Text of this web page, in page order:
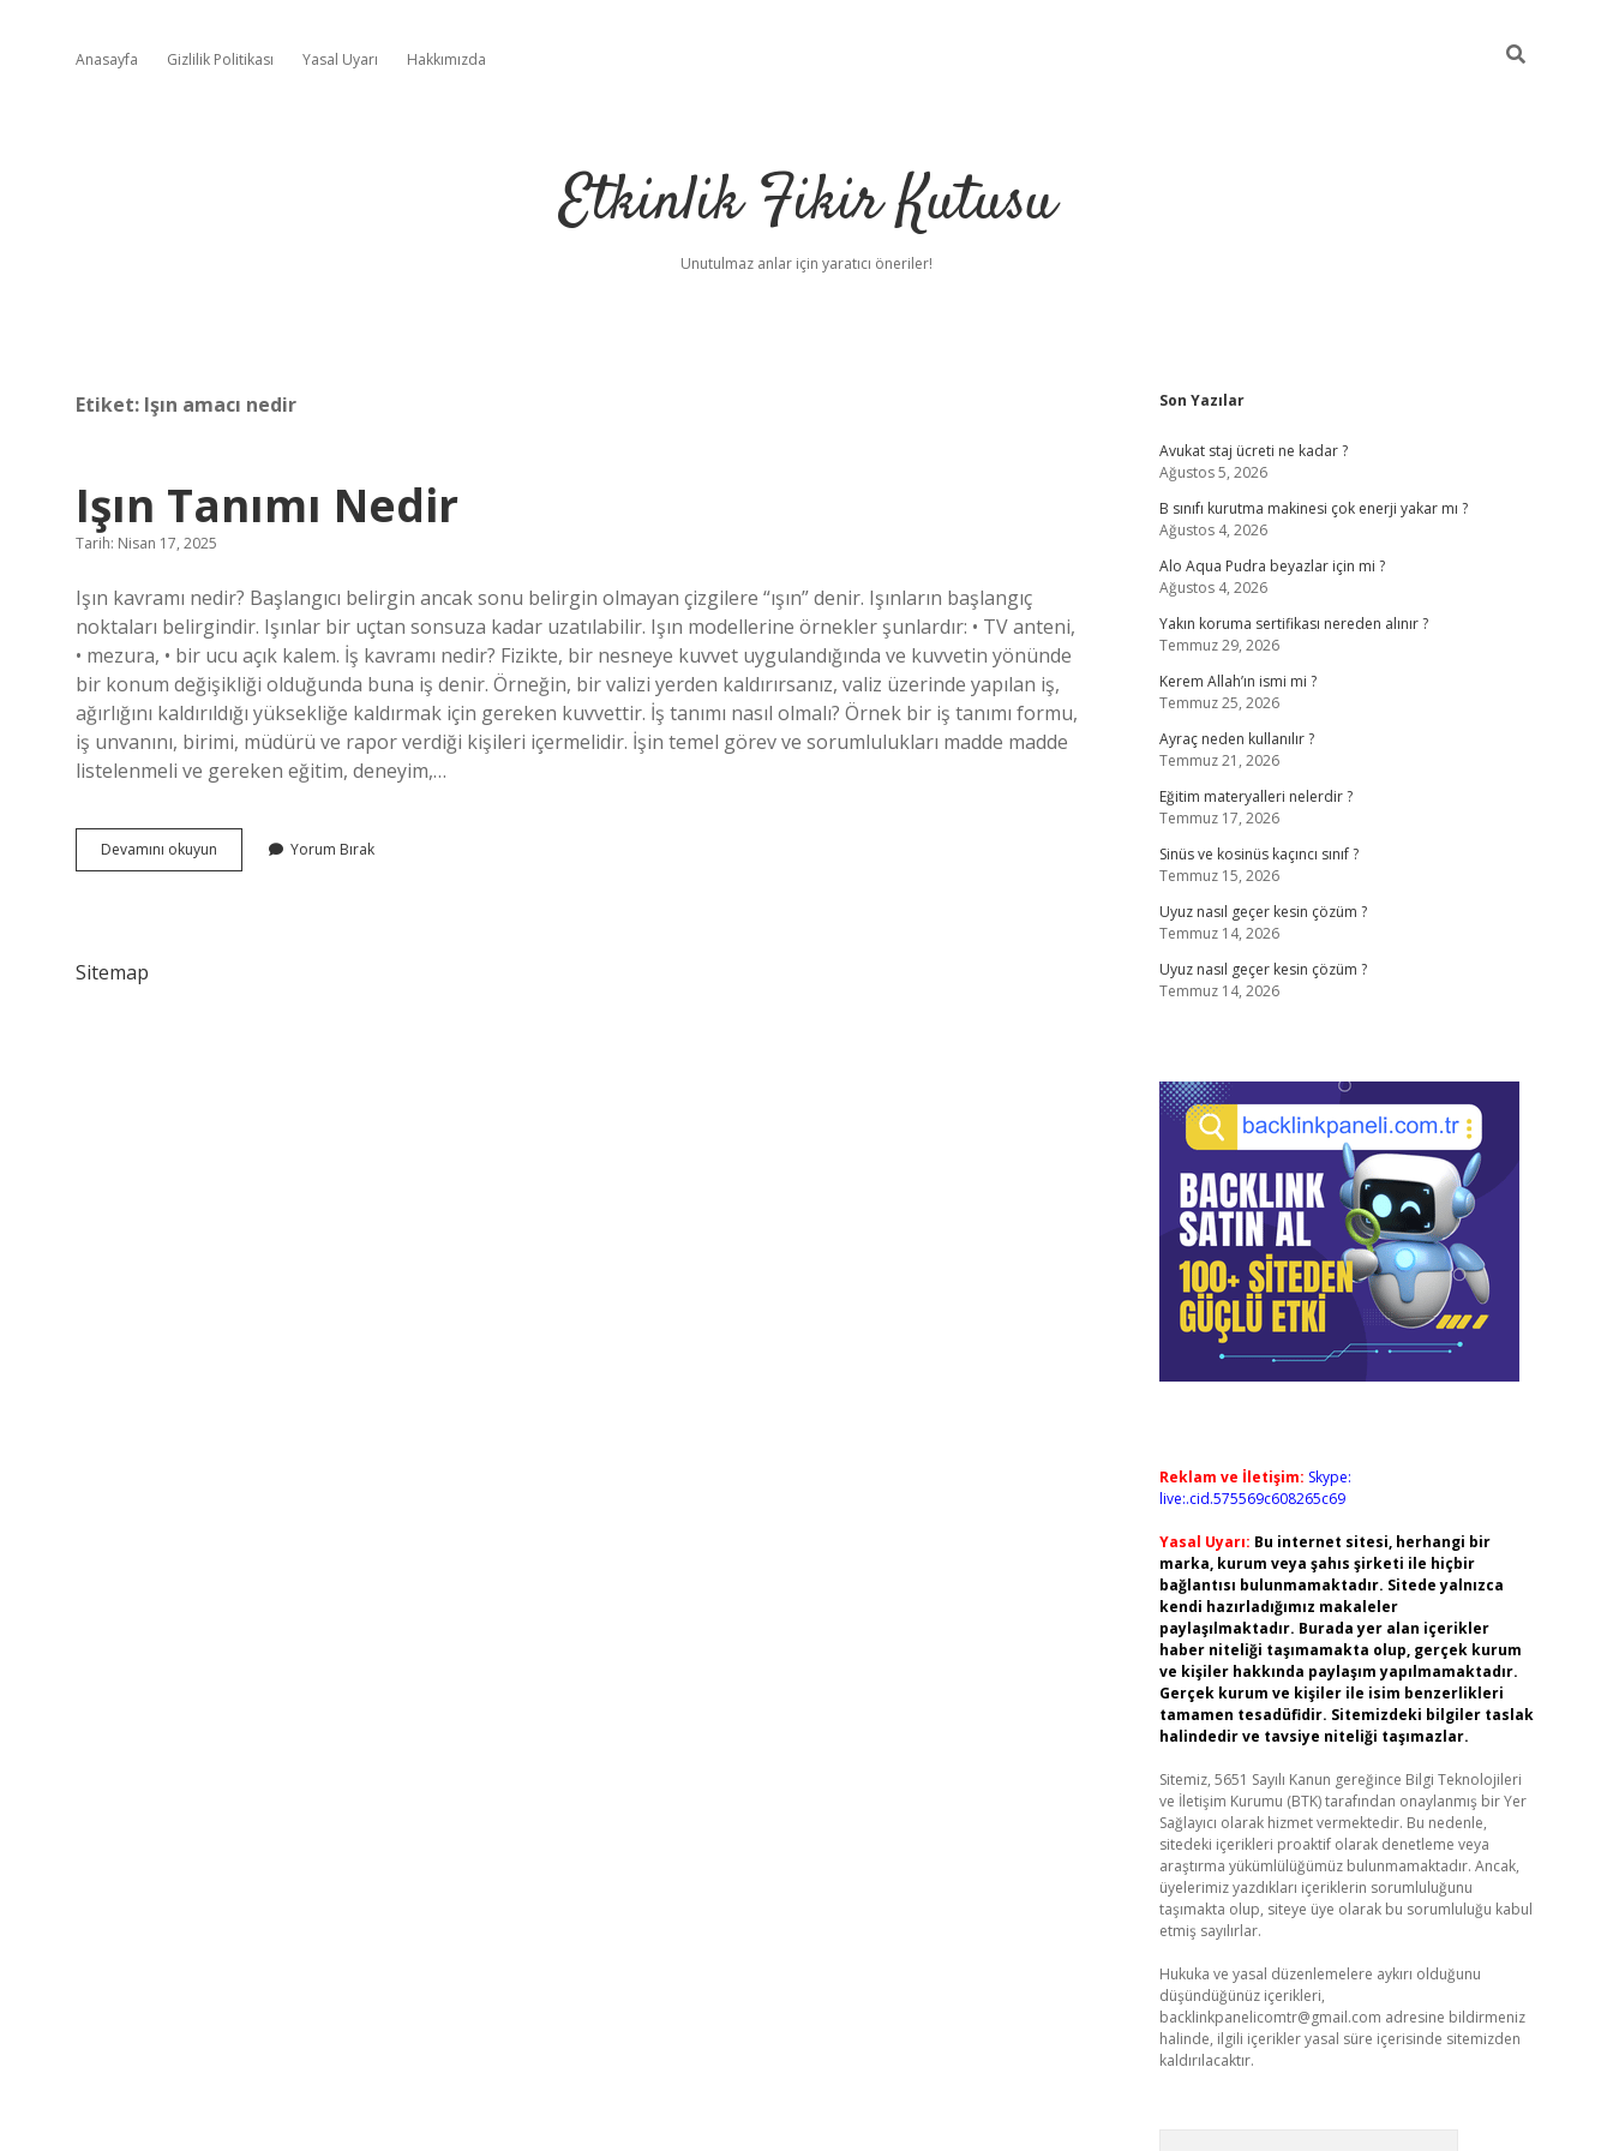
Anasayfa Gizlilik Politikası Yasal Uyarı Hakkımızda
Etkinlik Fikir Kutusu
Unutulmaz anlar için yaratıcı öneriler!
Etiket: Işın amacı nedir
Işın Tanımı Nedir
Tarih: Nisan 17, 2025
Işın kavramı nedir? Başlangıcı belirgin ancak sonu belirgin olmayan çizgilere “ışın” denir. Işınların başlangıç ​​
noktaları belirgindir. Işınlar bir uçtan sonsuza kadar uzatılabilir. Işın modellerine örnekler şunlardır: • TV anteni,
• mezura, • bir ucu açık kalem. İş kavramı nedir? Fizikte, bir nesneye kuvvet uygulandığında ve kuvvetin yönünde
bir konum değişikliği olduğunda buna iş denir. Örneğin, bir valizi yerden kaldırırsanız, valiz üzerinde yapılan iş,
ağırlığını kaldırıldığı yüksekliğe kaldırmak için gereken kuvvettir. İş tanımı nasıl olmalı? Örnek bir iş tanımı formu,
iş unvanını, birimi, müdürü ve rapor verdiği kişileri içermelidir. İşin temel görev ve sorumlulukları madde madde
listelenmeli ve gereken eğitim, deneyim,…
Devamını okuyun
Tanımı
Yorum Bırak
Sitemap
Sidebar
Son Yazılar
Avukat staj ücreti ne kadar ?
Ağustos 5, 2026
B sınıfı kurutma makinesi çok enerji yakar mı ?
Ağustos 4, 2026
Alo Aqua Pudra beyazlar için mi ?
Ağustos 4, 2026
Yakın koruma sertifikası nereden alınır ?
Temmuz 29, 2026
Kerem Allah’ın ismi mi ?
Temmuz 25, 2026
Ayraç neden kullanılır ?
Temmuz 21, 2026
Eğitim materyalleri nelerdir ?
Temmuz 17, 2026
Sinüs ve kosinüs kaçıncı sınıf ?
Temmuz 15, 2026
Uyuz nasıl geçer kesin çözüm ?
Temmuz 14, 2026
Uyuz nasıl geçer kesin çözüm ?
Temmuz 14, 2026
Reklam ve İletişim: Skype:
live:.cid.575569c608265c69
Yasal Uyarı: Bu internet sitesi, herhangi bir
marka, kurum veya şahıs şirketi ile hiçbir
bağlantısı bulunmamaktadır. Sitede yalnızca
kendi hazırladığımız makaleler
paylaşılmaktadır. Burada yer alan içerikler
haber niteliği taşımamakta olup, gerçek kurum
ve kişiler hakkında paylaşım yapılmamaktadır.
Gerçek kurum ve kişiler ile isim benzerlikleri
tamamen tesadüfidir. Sitemizdeki bilgiler taslak
halindedir ve tavsiye niteliği taşımazlar.
Sitemiz, 5651 Sayılı Kanun gereğince Bilgi Teknolojileri
ve İletişim Kurumu (BTK) tarafından onaylanmış bir Yer
Sağlayıcı olarak hizmet vermektedir. Bu nedenle,
sitedeki içerikleri proaktif olarak denetleme veya
araştırma yükümlülüğümüz bulunmamaktadır. Ancak,
üyelerimiz yazdıkları içeriklerin sorumluluğunu
taşımakta olup, siteye üye olarak bu sorumluluğu kabul
etmiş sayılırlar.
Hukuka ve yasal düzenlemelere aykırı olduğunu
düşündüğünüz içerikleri,
backlinkpanelicomtr@gmail.com adresine bildirmeniz
halinde, ilgili içerikler yasal süre içerisinde sitemizden
kaldırılacaktır.